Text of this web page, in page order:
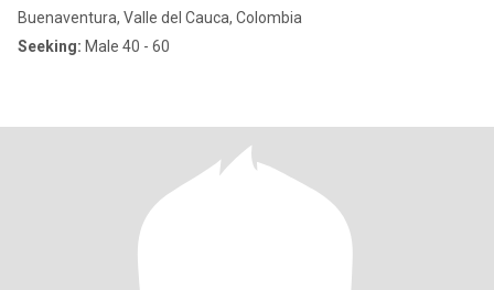
Buenaventura, Valle del Cauca, Colombia
Seeking: Male 40 - 60